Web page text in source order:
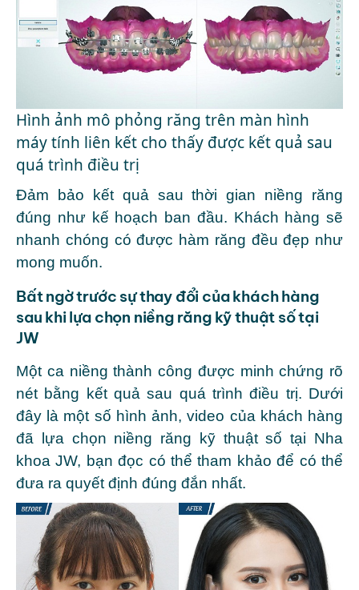
Hình ảnh mô phỏng răng trên màn hình
máy tính liên kết cho thấy được kết quả sau
quá trình điều trị
Đảm bảo kết quả sau thời gian niềng răng
đúng như kế hoạch ban đầu. Khách hàng sẽ
nhanh chóng có được hàm răng đều đẹp như
mong muốn.
Bất ngờ trước sự thay đổi của khách hàng
sau khi lựa chọn niềng răng kỹ thuật số tại
JW
Một ca niềng thành công được minh chứng rõ
nét bằng kết quả sau quá trình điều trị. Dưới
đây là một số hình ảnh, video của khách hàng
đã lựa chọn niềng răng kỹ thuật số tại Nha
khoa JW, bạn đọc có thể tham khảo để có thể
đưa ra quyết định đúng đắn nhất.